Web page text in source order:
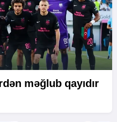
məğlub qayıdır